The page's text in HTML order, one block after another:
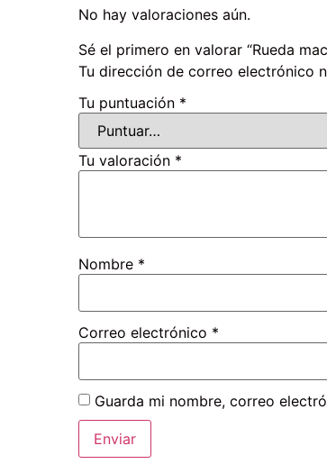
No hay valoraciones aún.
Sé el primero en valorar “Rueda
Tu dirección de correo electrónico
Tu puntuación *
Tu valoración *
Nombre *
Correo electrónico *
Guarda mi nombre, correo